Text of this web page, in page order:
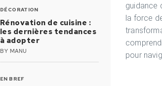
DÉCORATION
Rénovation de cuisine :
les dernières tendances
à adopter
BY MANU
EN BREF
guidance
la force
pour